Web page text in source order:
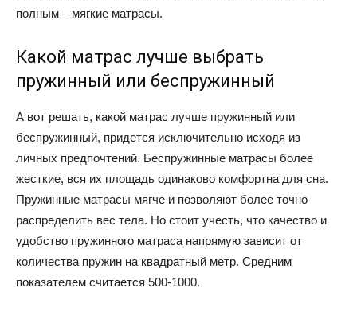
полным – мягкие матрасы.
Какой матрас лучше выбрать
пружинный или беспружинный
А вот решать, какой матрас лучше пружинный или
беспружинный, придется исключительно исходя из
личных предпочтений. Беспружинные матрасы более
жесткие, вся их площадь одинаково комфортна для сна.
Пружинные матрасы мягче и позволяют более точно
распределить вес тела. Но стоит учесть, что качество и
удобство пружинного матраса напрямую зависит от
количества пружин на квадратный метр. Средним
показателем считается 500-1000.